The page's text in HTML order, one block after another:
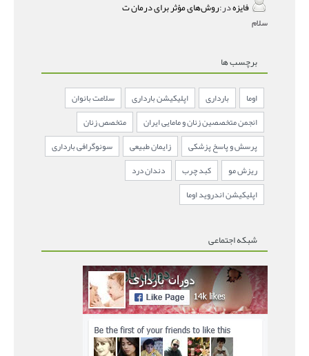
فایزهدر:روش‌های مؤثر برای درمان ت
سلام
برچسب ها
اوما بارداری اپلیکیشن بارداری
سلامت بانوان
انجمن متخصصین زنان و مامایی ایران
متخصص زنان
پرسش و پاسخ پزشکی
زایمان طبیعی
سونوگرافی بارداری
ریزش مو
کبد چرب
دندان درد
اپلیکیشن اندروید اوما
شبکه اجتماعی